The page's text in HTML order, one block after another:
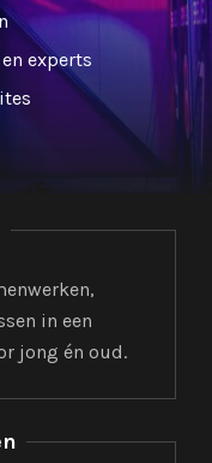
experts
in een
jong én oud.